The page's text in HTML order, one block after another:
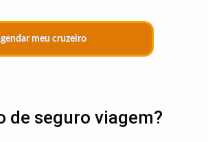
meu cruzeiro
de seguro viagem?